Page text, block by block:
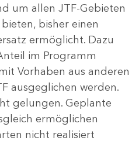
um allen JTF-Gebieten
bisher einen
ermöglicht. Dazu
im Programm
Vorhaben aus anderen
ausgeglichen werden.
gelungen. Geplante
ermöglichen
nicht realisiert